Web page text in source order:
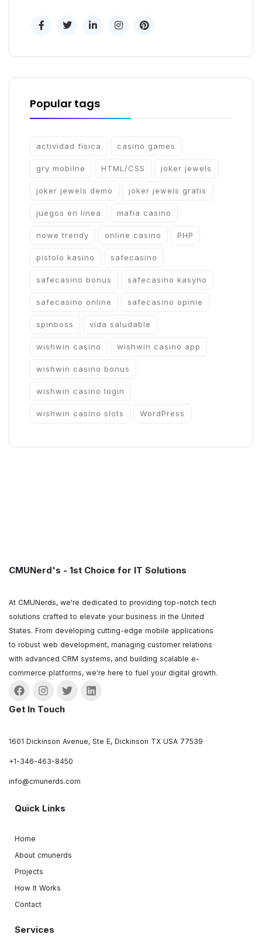
Popular tags
actividad física casino games
gry mobilne HTML/CSS joker jewels
joker jewels demo joker jewels gratis
juegos en línea mafia casino
nowe trendy online casino PHP
pistolo kasino safecasino
safecasino bonus safecasino kasyno
safecasino online safecasino opinie
spinboss vida saludable
wishwin casino wishwin casino app
wishwin casino bonus
wishwin casino login
wishwin casino slots WordPress
CMUNerd's - 1st Choice for IT Solutions
At CMUNerds, we're dedicated to providing top-notch tech
solutions crafted to elevate your business in the United
States. From developing cutting-edge mobile applications
to robust web development, managing customer relations
with advanced CRM systems, and building scalable e-
commerce platforms, we're here to fuel your digital growth.
Get In Touch
1601 Dickinson Avenue, Ste E, Dickinson TX USA 77539
+1-346-463-8450
info@cmunerds.com
Quick Links
Home
About cmunerds
Projects
How It Works
Contact
Services